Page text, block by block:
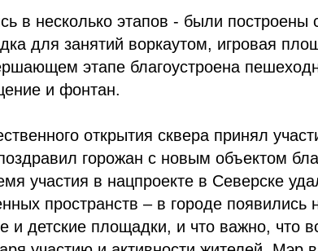
в несколько этапов - были построены
для занятий воркаутом, игровая
этапе благоустроена
и фонтан.
открытия сквера принял
горожан с новым объектом
участия в нацпроекте в Северске
пространств – в городе появились
и детские площадки, и что важно, что